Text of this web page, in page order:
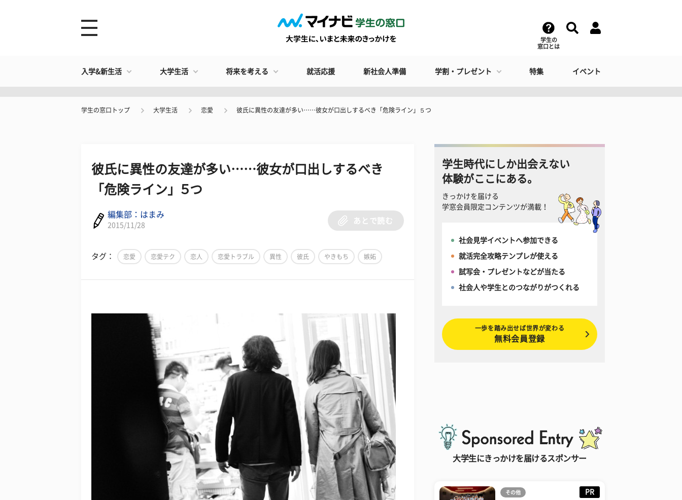
学生の
窓口とは
入学&新生活 大学生活 将来を考える 就活応援 新社会人準備 学割・プレゼント 特集 イベント
学生の窓口トップ 大学生活 恋愛 彼氏に異性の友達が多い……彼女が口出しするべき「危険ライン」５つ
彼氏に異性の友達が多い……彼女が口出しするべき
「危険ライン」５つ
編集部：はまみ
2015/11/28
あとで読む
タグ： 恋愛 恋愛テク 恋人 恋愛トラブル 異性 彼氏 やきもち 嫉妬
学生時代にしか出会えない
体験がここにある。
きっかけを届ける
学窓会員限定コンテンツが満載！
社会見学イベントへ参加できる
就活完全攻略テンプレが使える
試写会・プレゼントなどが当たる
社会人や学生とのつながりがつくれる
一歩を踏み出せば世界が変わる
無料会員登録
大学生にきっかけを届けるスポンサー
その他 PR